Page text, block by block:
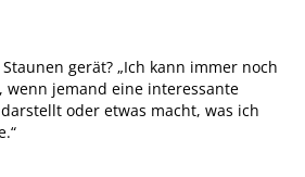
gerät? „Ich kann immer noch
wenn jemand eine interessante
oder etwas macht, was ich